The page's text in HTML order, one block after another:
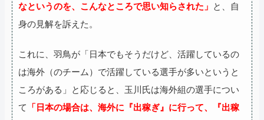
なというのを、こんなところで思い知らされた」 と、自
身の見解を訴えた。
これに、羽鳥が「日本でもそうだけど、活躍しているの
は海外（のチーム）で活躍している選手が多いというと
ころがある」と応じると、玉川氏は海外組の選手につい
て
「日本の場合は、海外に『出稼ぎ』に行って、『出稼